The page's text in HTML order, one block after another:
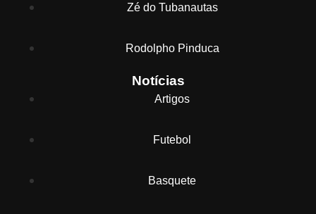
Zé do Tubanautas
Rodolpho Pinduca
Notícias
Artigos
Futebol
Basquete